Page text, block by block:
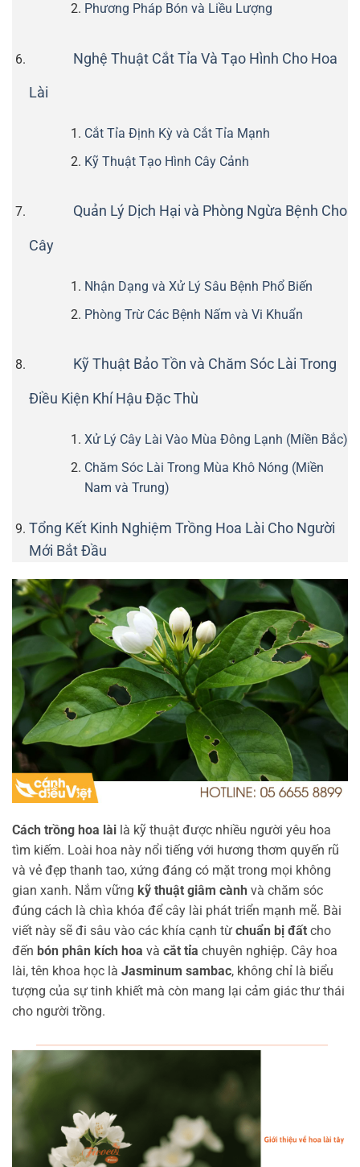
Phương Pháp Bón và Liều Lượng
Nghệ Thuật Cắt Tỉa Và Tạo Hình Cho Hoa
Lài
Cắt Tỉa Định Kỳ và Cắt Tỉa Mạnh
Kỹ Thuật Tạo Hình Cây Cảnh
Quản Lý Dịch Hại và Phòng Ngừa Bệnh Cho
Cây
Nhận Dạng và Xử Lý Sâu Bệnh Phổ Biến
Phòng Trừ Các Bệnh Nấm và Vi Khuẩn
Kỹ Thuật Bảo Tồn và Chăm Sóc Lài Trong
Điều Kiện Khí Hậu Đặc Thù
Xử Lý Cây Lài Vào Mùa Đông Lạnh (Miền Bắc)
Chăm Sóc Lài Trong Mùa Khô Nóng (Miền
Nam và Trung)
Tổng Kết Kinh Nghiệm Trồng Hoa Lài Cho Người
Mới Bắt Đầu
Cách trồng hoa lài là kỹ thuật được nhiều người yêu hoa
tìm kiếm. Loài hoa này nổi tiếng với hương thơm quyến rũ
và vẻ đẹp thanh tao, xứng đáng có mặt trong mọi không
gian xanh. Nắm vững kỹ thuật giâm cành và chăm sóc
đúng cách là chìa khóa để cây lài phát triển mạnh mẽ. Bài
viết này sẽ đi sâu vào các khía cạnh từ chuẩn bị đất cho
đến bón phân kích hoa và cắt tỉa chuyên nghiệp. Cây hoa
lài, tên khoa học là Jasminum sambac, không chỉ là biểu
tượng của sự tinh khiết mà còn mang lại cảm giác thư thái
cho người trồng.